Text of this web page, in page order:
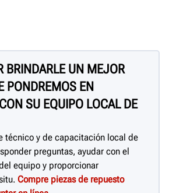
BRINDARLE UN MEJOR
PONDREMOS EN
SU EQUIPO LOCAL DE
técnico y de capacitación local de
preguntas, ayudar con el
equipo y proporcionar
Compre piezas de repuesto